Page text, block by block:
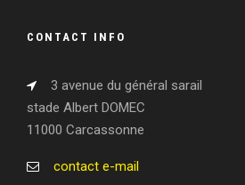
CONTACT INFO
3 avenue du général sarail
stade Albert DOMEC
11000 Carcassonne
contact e-mail